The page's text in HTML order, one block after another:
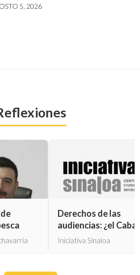
5, 2026
Derechos de las
audiencias: ¿el
de Troya para la
Iniciativa Sinaloa